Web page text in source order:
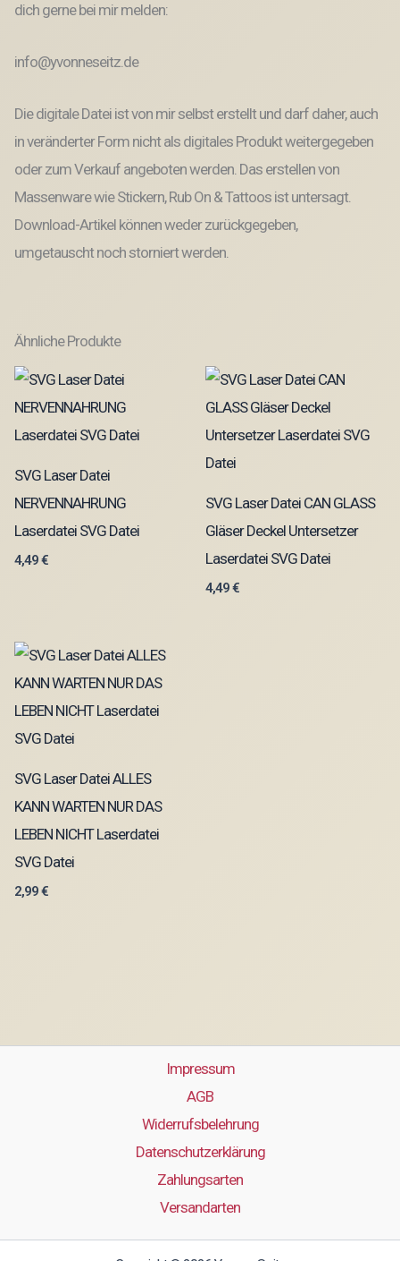
dich gerne bei mir melden:
info@yvonneseitz.de
Die digitale Datei ist von mir selbst erstellt und darf daher, auch
in veränderter Form nicht als digitales Produkt weitergegeben
oder zum Verkauf angeboten werden. Das erstellen von
Massenware wie Stickern, Rub On & Tattoos ist untersagt.
Download-Artikel können weder zurückgegeben,
umgetauscht noch storniert werden.
Ähnliche Produkte
SVG Laser Datei
NERVENNAHRUNG
Laserdatei SVG Datei
4,49€
SVG Laser Datei CAN GLASS
Gläser Deckel Untersetzer
Laserdatei SVG Datei
4,49€
SVG Laser Datei ALLES
KANN WARTEN NUR DAS
LEBEN NICHT Laserdatei
SVG Datei
2,99€
Impressum
AGB
Widerrufsbelehrung
Datenschutzerklärung
Zahlungsarten
Versandarten